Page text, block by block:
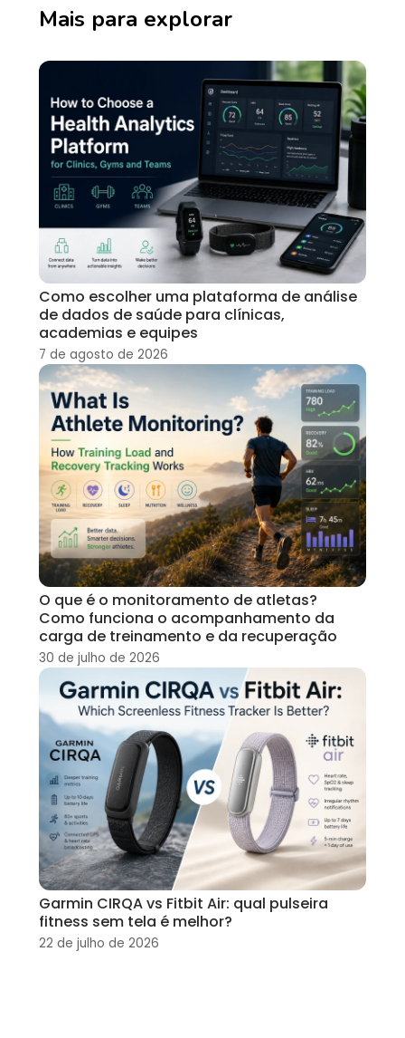
Mais para explorar
Como escolher uma plataforma de análise
de dados de saúde para clínicas,
academias e equipes
7 de agosto de 2026
O que é o monitoramento de atletas?
Como funciona o acompanhamento da
carga de treinamento e da recuperação
30 de julho de 2026
Garmin CIRQA vs Fitbit Air: qual pulseira
fitness sem tela é melhor?
22 de julho de 2026